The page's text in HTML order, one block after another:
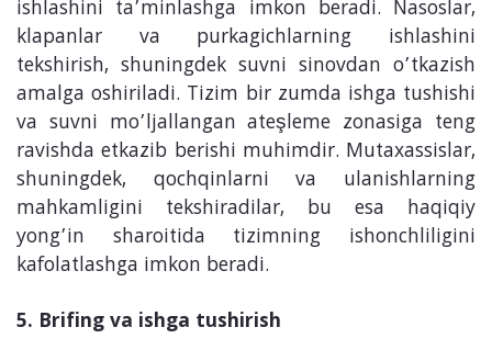
ishlashini ta’minlashga imkon beradi. Nasoslar,
klapanlar va purkagichlarning ishlashini
tekshirish, shuningdek suvni sinovdan o’tkazish
amalga oshiriladi. Tizim bir zumda ishga tushishi
va suvni mo’ljallangan ateşleme zonasiga teng
ravishda etkazib berishi muhimdir. Mutaxassislar,
shuningdek, qochqinlarni va ulanishlarning
mahkamligini tekshiradilar, bu esa haqiqiy
yong’in sharoitida tizimning ishonchliligini
kafolatlashga imkon beradi.
5. Brifing va ishga tushirish